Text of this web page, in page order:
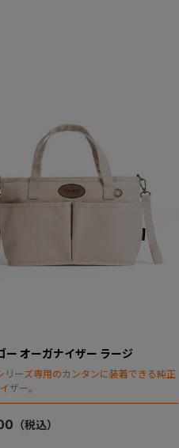
ー オーガナイザー ラージ
リーズ専用のカンタンに装着できる純正
ザー。